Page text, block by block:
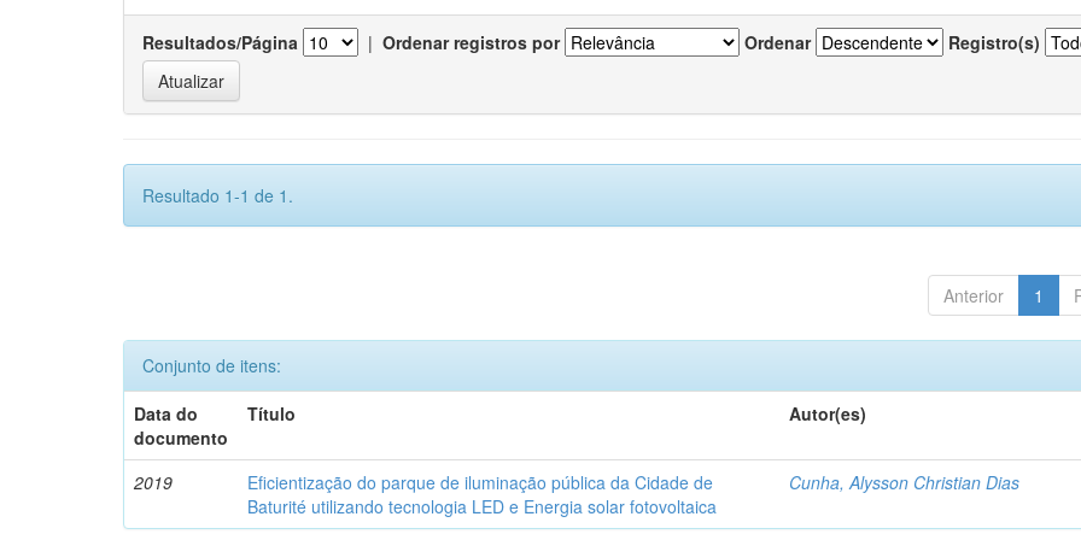
Resultados/Página | Ordenar registros por Ordenar Registro(s)
Resultado 1-1 de 1.
Anterior 1
Conjunto de itens:
Data do
documento
Título Autor(es)
2019
Eficientização do parque de iluminação pública da Cidade de
Baturité utilizando tecnologia LED e Energia solar fotovoltaica
Cunha, Alysson Christian Dias